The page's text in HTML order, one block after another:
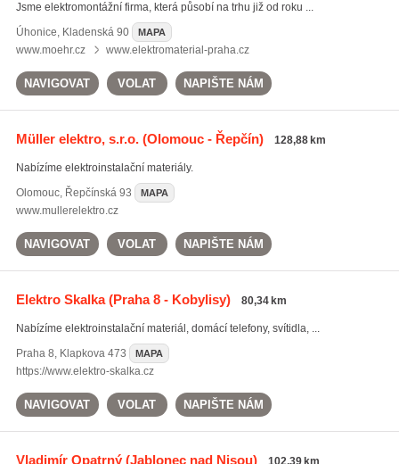
Jsme elektromontážní firma, která působí na trhu již od roku ...
Úhonice, Kladenská 90 MAPA
www.moehr.cz www.elektromaterial-praha.cz
NAVIGOVAT VOLAT NAPIŠTE NÁM
Müller elektro, s.r.o.(Olomouc - Řepčín) 128,88 km
Nabízíme elektroinstalační materiály.
Olomouc, Řepčínská 93 MAPA
www.mullerelektro.cz
NAVIGOVAT VOLAT NAPIŠTE NÁM
Elektro Skalka(Praha 8 - Kobylisy) 80,34 km
Nabízíme elektroinstalační materiál, domácí telefony, svítidla, ...
Praha 8, Klapkova 473 MAPA
https://www.elektro-skalka.cz
NAVIGOVAT VOLAT NAPIŠTE NÁM
Vladimír Opatrný(Jablonec nad Nisou) 102,39 km